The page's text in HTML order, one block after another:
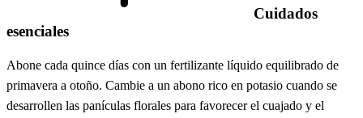
Cuidados
esenciales
Abone cada quince días con un fertilizante líquido equilibrado de
primavera a otoño. Cambie a un abono rico en potasio cuando se
desarrollen las panículas florales para favorecer el cuajado y el